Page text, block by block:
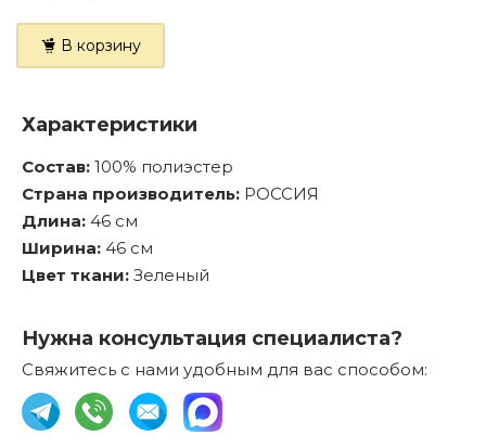
В корзину
Характеристики
Состав: 100% полиэстер
Страна производитель: РОССИЯ
Длина: 46 см
Ширина: 46 см
Цвет ткани: Зеленый
Нужна консультация специалиста?
Свяжитесь с нами удобным для вас способом: